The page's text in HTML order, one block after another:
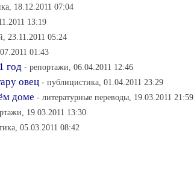
18.12.2011 07:04
13:19
23.11.2011 05:24
01:43
год - репортажи, 06.04.2011 12:46
овец - публицистика, 01.04.2011 23:29
доме - литературные переводы, 19.03.2011 21:59
19.03.2011 13:30
05.03.2011 08:42